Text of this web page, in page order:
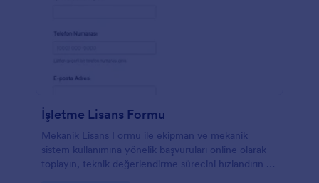
İşletme Lisans Formu
Mekanik Lisans Formu ile ekipman ve mekanik
sistem kullanımına yönelik başvuruları online olarak
toplayın, teknik değerlendirme sürecini hızlandırın ve